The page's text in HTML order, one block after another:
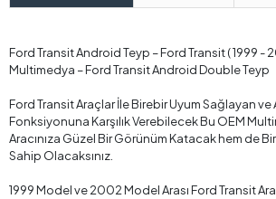
Ford Transit Android Teyp – Ford Transit ( 1999 -
Multimedya – Ford Transit Android Double Teyp
Ford Transit Araçlar İle Birebir Uyum Sağlayan ve
Fonksiyonuna Karşılık Verebilecek Bu OEM
Aracınıza Güzel Bir Görünüm Katacak hem de
Sahip Olacaksınız.
1999 Model ve 2002 Model Arası Ford Transit